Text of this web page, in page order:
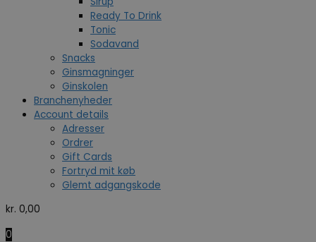
Ready To Drink
Tonic
Sodavand
Snacks
Ginsmagninger
Ginskolen
Branchenyheder
Account details
Adresser
Ordrer
Gift Cards
Fortryd mit køb
Glemt adgangskode
kr. 0,00
0